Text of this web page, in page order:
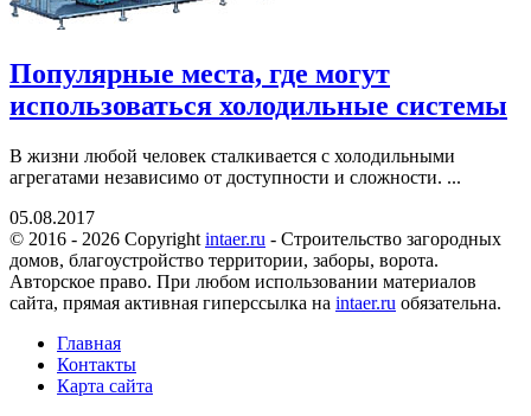
Популярные места, где могут
использоваться холодильные системы
В жизни любой человек сталкивается с холодильными
агрегатами независимо от доступности и сложности. ...
05.08.2017
© 2016 - 2026 Copyright intaer.ru - Cтроительство загородных
домов, благоустройство территории, заборы, ворота.
Авторское право. При любом использовании материалов
сайта, прямая активная гиперссылка на intaer.ru обязательна.
Главная
Контакты
Карта сайта